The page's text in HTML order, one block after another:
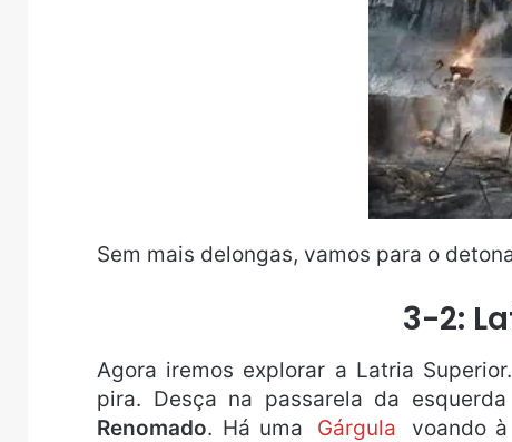
Sem mais delongas, vamos para o
3-2:
Agora iremos explorar a Latria
pira. Desça na passarela da
Renomado. Há uma Gárgula
voando